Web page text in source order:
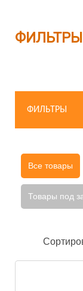
ФИЛЬТРЫ
ФИЛЬТРЫ
Все товары
Товары под